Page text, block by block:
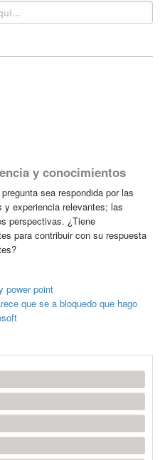
y conocimientos
sea respondida por las
y experiencia relevantes; las
perspectivas. ¿Tiene
para contribuir con su respuesta
power point
que se a bloquedo que hago